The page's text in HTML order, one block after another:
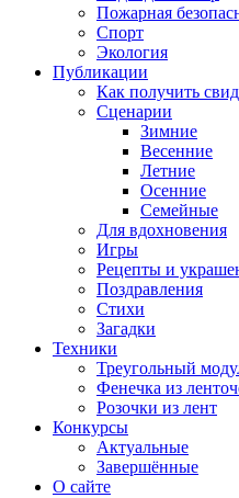
Пожарная
Спорт
Экология
Публикации
Как получить
Сценарии
Зимние
Весенние
Летние
Осенние
Семейные
Для вдохновения
Игры
Рецепты и
Поздравления
Стихи
Загадки
Техники
Треугольный
Фенечка из
Розочки из лент
Конкурсы
Актуальные
Завершённые
О сайте